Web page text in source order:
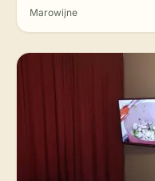
Marowijne